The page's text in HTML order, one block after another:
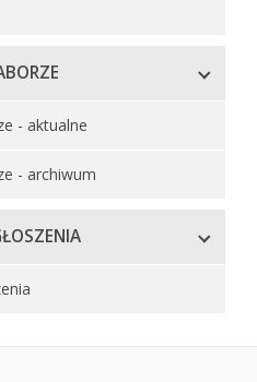
- aktualne
- archiwum